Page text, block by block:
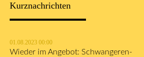
Kurznachrichten
01.08.2023 00:00
Wieder im Angebot: Schwangeren-